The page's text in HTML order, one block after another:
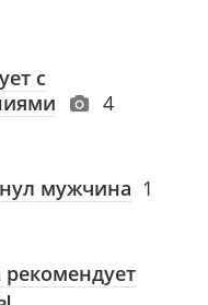
с
4
мужчина 1